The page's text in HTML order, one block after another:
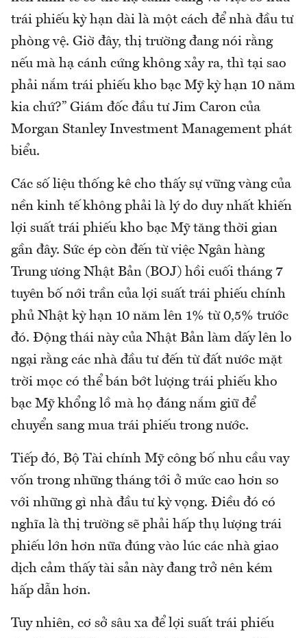
trái phiếu kỳ hạn dài là một cách để nhà đầu tư
phòng vệ. Giờ đây, thị trường đang nói rằng
nếu mà hạ cánh cứng không xảy ra, thì tại sao
phải nắm trái phiếu kho bạc Mỹ kỳ hạn 10 năm
kia chứ?” Giám đốc đầu tư Jim Caron của
Morgan Stanley Investment Management phát
biểu.
Các số liệu thống kê cho thấy sự vững vàng của
nền kinh tế không phải là lý do duy nhất khiến
lợi suất trái phiếu kho bạc Mỹ tăng thời gian
gần đây. Sức ép còn đến từ việc Ngân hàng
Trung ương Nhật Bản (BOJ) hồi cuối tháng 7
tuyên bố nới trần của lợi suất trái phiếu chính
phủ Nhật kỳ hạn 10 năm lên 1% từ 0,5% trước
đó. Động thái này của Nhật Bản làm dấy lên lo
ngại rằng các nhà đầu tư đến từ đất nước mặt
trời mọc có thể bán bớt lượng trái phiếu kho
bạc Mỹ khổng lồ mà họ đáng nắm giữ để
chuyển sang mua trái phiếu trong nước.
Tiếp đó, Bộ Tài chính Mỹ công bố nhu cầu vay
vốn trong những tháng tới ở mức cao hơn so
với những gì nhà đầu tư kỳ vọng. Điều đó có
nghĩa là thị trường sẽ phải hấp thụ lượng trái
phiếu lớn hơn nữa đúng vào lúc các nhà giao
dịch cảm thấy tài sản này đang trở nên kém
hấp dẫn hơn.
Tuy nhiên, cơ sở sâu xa để lợi suất trái phiếu